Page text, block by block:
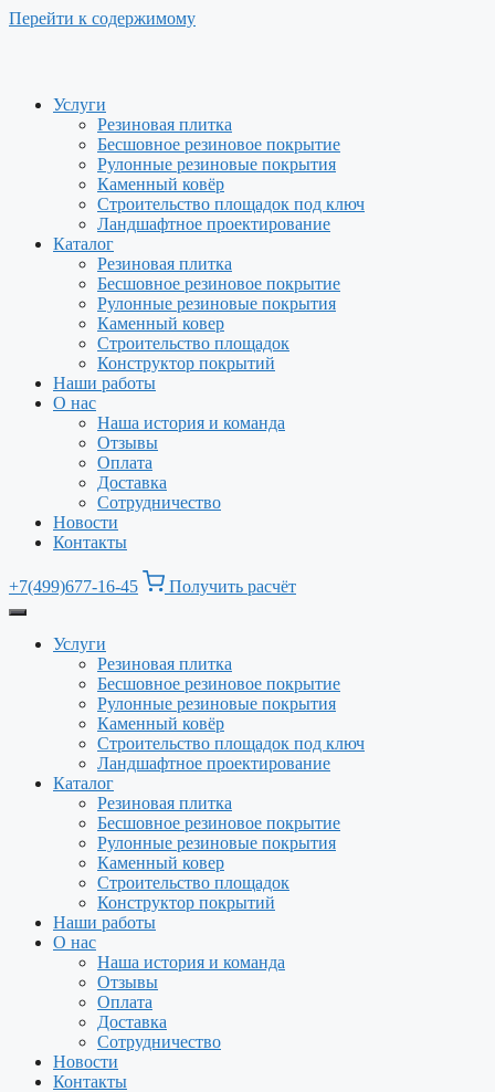
Перейти к содержимому
Услуги
Резиновая плитка
Бесшовное резиновое покрытие
Рулонные резиновые покрытия
Каменный ковёр
Строительство площадок под ключ
Ландшафтное проектирование
Каталог
Резиновая плитка
Бесшовное резиновое покрытие
Рулонные резиновые покрытия
Каменный ковер
Строительство площадок
Конструктор покрытий
Наши работы
О нас
Наша история и команда
Отзывы
Оплата
Доставка
Сотрудничество
Новости
Контакты
+7(499)677-16-45 Получить расчёт
Услуги
Резиновая плитка
Бесшовное резиновое покрытие
Рулонные резиновые покрытия
Каменный ковёр
Строительство площадок под ключ
Ландшафтное проектирование
Каталог
Резиновая плитка
Бесшовное резиновое покрытие
Рулонные резиновые покрытия
Каменный ковер
Строительство площадок
Конструктор покрытий
Наши работы
О нас
Наша история и команда
Отзывы
Оплата
Доставка
Сотрудничество
Новости
Контакты